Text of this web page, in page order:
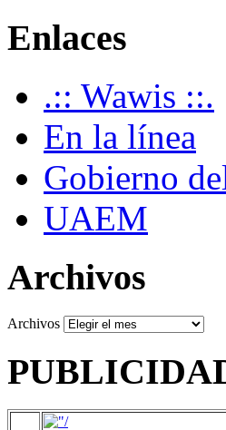
Enlaces
.:: Wawis ::.
En la línea
Gobierno
UAEM
Archivos
Archivos